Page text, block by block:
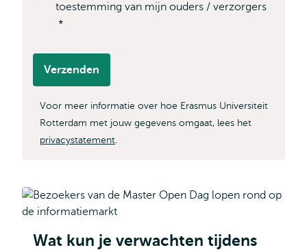
toestemming van mijn ouders / verzorgers
*
Verzenden
Voor meer informatie over hoe Erasmus Universiteit
Rotterdam met jouw gegevens omgaat, lees het
privacystatement.
Wat kun je verwachten tijdens